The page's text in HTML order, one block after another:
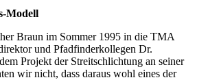
Modell
Braun im Sommer 1995 in die TMA
und Pfadfinderkollegen Dr.
Projekt der Streitschlichtung an seiner
wir nicht, dass daraus wohl eines der